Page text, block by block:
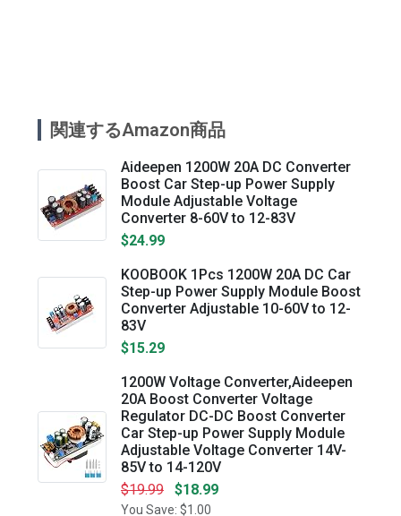
関連するAmazon商品
Aideepen 1200W 20A DC Converter
Boost Car Step-up Power Supply
Module Adjustable Voltage
Converter 8-60V to 12-83V
$24.99
KOOBOOK 1Pcs 1200W 20A DC Car
Step-up Power Supply Module Boost
Converter Adjustable 10-60V to 12-
83V
$15.29
1200W Voltage Converter,Aideepen
20A Boost Converter Voltage
Regulator DC-DC Boost Converter
Car Step-up Power Supply Module
Adjustable Voltage Converter 14V-
85V to 14-120V
$19.99
$18.99
You Save: $1.00